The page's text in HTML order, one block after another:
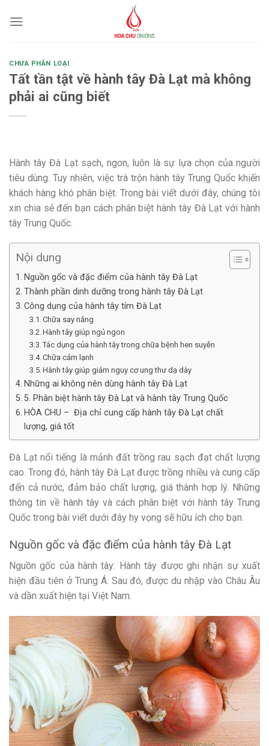
CHƯA PHÂN LOẠI
Tất tần tật về hành tây Đà Lạt mà không
phải ai cũng biết
Hành tây Đà Lạt sạch, ngon, luôn là sự lựa chọn của người
tiêu dùng. Tuy nhiên, việc trà trộn hành tây Trung Quốc khiến
khách hàng khó phân biệt. Trong bài viết dưới đây, chúng tôi
xin chia sẻ đến bạn cách phân biệt hành tây Đà Lạt với hành
tây Trung Quốc.
Nội dung
Nguồn gốc và đặc điểm của hành tây Đà Lạt
Thành phần dinh dưỡng trong hành tây Đà Lạt
Công dụng của hành tây tím Đà Lạt
Chữa say nắng
Hành tây giúp ngủ ngon
Tác dụng của hành tây trong chữa bệnh hen suyễn
Chữa cảm lạnh
Hành tây giúp giảm nguy cơ ung thư dạ dày
Những ai không nên dùng hành tây Đà Lạt
5. Phân biệt hành tây Đà Lạt và hành tây Trung Quốc
HÒA CHU – Địa chỉ cung cấp hành tây Đà Lạt chất
lượng, giá tốt
Đà Lạt nổi tiếng là mảnh đất trồng rau sạch đạt chất lượng
cao. Trong đó, hành tây Đà Lạt được trồng nhiều và cung cấp
đến cả nước, đảm bảo chất lượng, giá thành hợp lý. Những
thông tin về hành tây và cách phân biệt với hành tây Trung
Quốc trong bài viết dưới đây hy vọng sẽ hữu ích cho bạn.
Nguồn gốc và đặc điểm của hành tây Đà Lạt
Nguồn gốc của hành tây: Hành tây được ghi nhận sự xuất
hiện đầu tiên ở Trung Á. Sau đó, được du nhập vào Châu Âu
và dần xuất hiện tại Việt Nam.